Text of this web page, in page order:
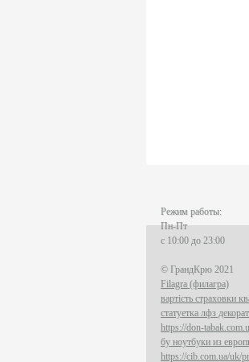
Режим работы:
Пн-Пт
с 10:00 до 23:00
© ГрандКрю 2021
Filagra (филагра)
вартість страховки
статуетка лфз
https://don-
бу ноутбуки из
https://cib.com.ua/uk/